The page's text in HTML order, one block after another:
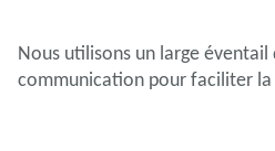
Nous utilisons un large
communication pour faciliter